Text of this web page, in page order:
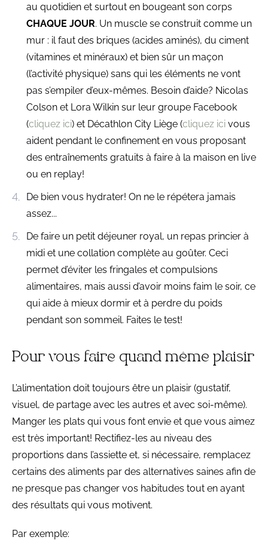
au quotidien et surtout en bougeant son corps
CHAQUE JOUR. Un muscle se construit comme un
mur : il faut des briques (acides aminés), du ciment
(vitamines et minéraux) et bien sûr un maçon
(l’activité physique) sans qui les éléments ne vont
pas s’empiler d’eux-mêmes. Besoin d’aide? Nicolas
Colson et Lora Wilkin sur leur groupe Facebook
(cliquez ici) et Décathlon City Liège (cliquez ici vous
aident pendant le confinement en vous proposant
des entraînements gratuits à faire à la maison en live
ou en replay!
De bien vous hydrater! On ne le répétera jamais
assez...
De faire un petit déjeuner royal, un repas princier à
midi et une collation complète au goûter. Ceci
permet d’éviter les fringales et compulsions
alimentaires, mais aussi d’avoir moins faim le soir, ce
qui aide à mieux dormir et à perdre du poids
pendant son sommeil. Faites le test!
Pour vous faire quand même plaisir
L’alimentation doit toujours être un plaisir (gustatif,
visuel, de partage avec les autres et avec soi-même).
Manger les plats qui vous font envie et que vous aimez
est très important! Rectifiez-les au niveau des
proportions dans l’assiette et, si nécessaire, remplacez
certains des aliments par des alternatives saines afin de
ne presque pas changer vos habitudes tout en ayant
des résultats qui vous motivent.
Par exemple: